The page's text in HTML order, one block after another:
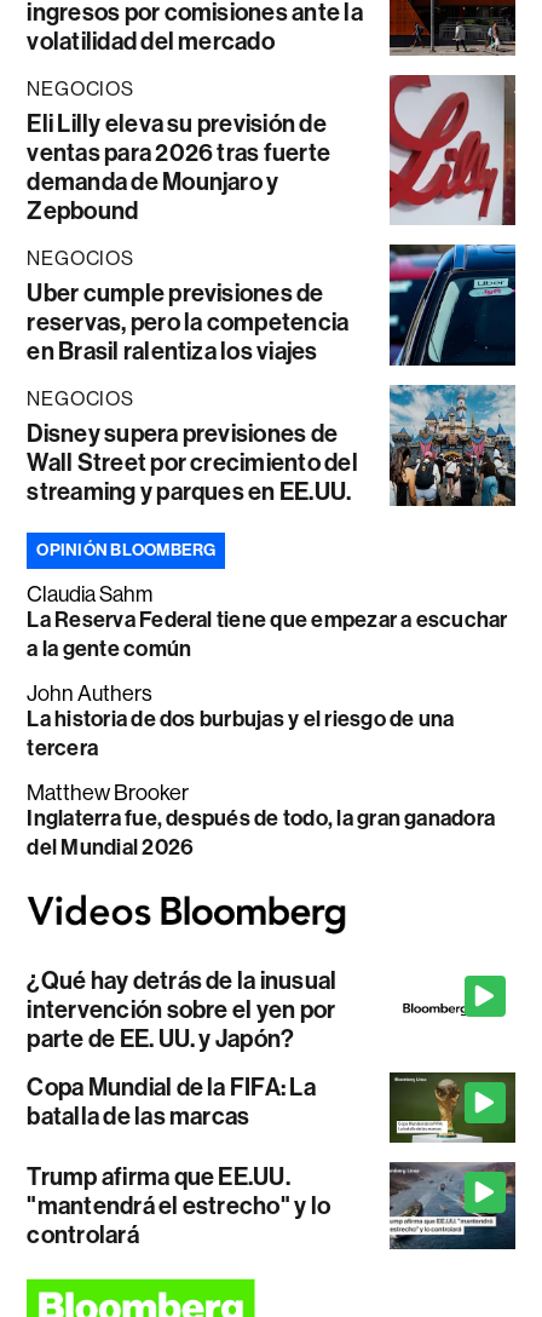
ingresos por comisiones ante la
volatilidad del mercado
NEGOCIOS
Eli Lilly eleva su previsión de
ventas para 2026 tras fuerte
demanda de Mounjaro y
Zepbound
NEGOCIOS
Uber cumple previsiones de
reservas, pero la competencia
en Brasil ralentiza los viajes
NEGOCIOS
Disney supera previsiones de
Wall Street por crecimiento del
streaming y parques en EE.UU.
OPINIÓN BLOOMBERG
Claudia Sahm
La Reserva Federal tiene que empezar a escuchar
a la gente común
John Authers
La historia de dos burbujas y el riesgo de una
tercera
Matthew Brooker
Inglaterra fue, después de todo, la gran ganadora
del Mundial 2026
¿Qué hay detrás de la inusual
intervención sobre el yen por
parte de EE. UU. y Japón?
Copa Mundial de la FIFA: La
batalla de las marcas
Trump afirma que EE.UU.
"mantendrá el estrecho" y lo
controlará